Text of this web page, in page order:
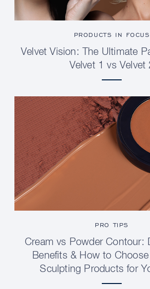
PRODUCTS IN FOCUS
Velvet Vision: The Ultimate
Velvet 1 vs Velvet
PRO TIPS
Cream vs Powder Contour:
Benefits & How to
Sculpting Products for